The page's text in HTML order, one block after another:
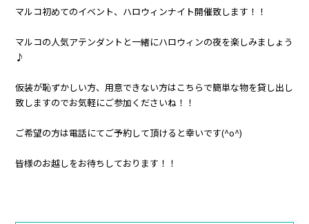
マルコ初めてのイベント、ハロウィンナイト開催致します！！
マルコの人気アテンダントと一緒にハロウィンの夜を楽しみましょう
♪
仮装が恥ずかしい方、用意できない方はこちらで簡単な物を貸し出し
致しますのでお気軽にご参加くださいね！！
ご希望の方は電話にてご予約して頂けると幸いです(^o^)
皆様のお越しをお待ちしております！！